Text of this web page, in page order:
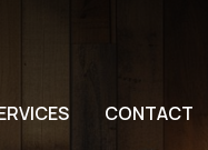
CONTACT